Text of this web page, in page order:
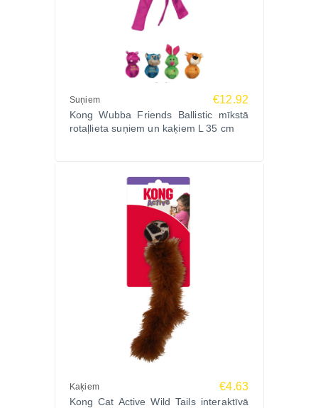
Suņiem €12.92
Kong Wubba Friends Ballistic mīkstā
rotaļlieta suņiem un kaķiem L 35 cm
Kaķiem €4.63
Kong Cat Active Wild Tails interaktīvā